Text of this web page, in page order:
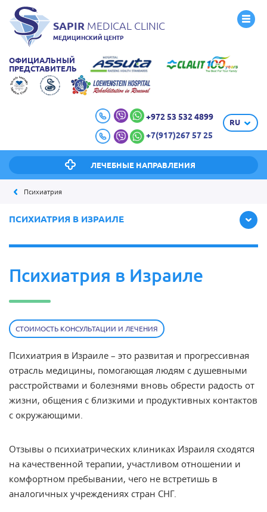
SAPIR MEDICAL CLINIC
МЕДИЦИНСКИЙ ЦЕНТР
ОФИЦИАЛЬНЫЙ
ПРЕДСТАВИТЕЛЬ
+972 53 532 4899
+7(917)267 57 25
RU
ЛЕЧЕБНЫЕ НАПРАВЛЕНИЯ
Психиатрия
ПСИХИАТРИЯ В ИЗРАИЛЕ
Психиатрия в Израиле
СТОИМОСТЬ КОНСУЛЬТАЦИИ И ЛЕЧЕНИЯ
Психиатрия в Израиле – это развитая и прогрессивная
отрасль медицины, помогающая людям с душевными
расстройствами и болезнями вновь обрести радость от
жизни, общения с близкими и продуктивных контактов
с окружающими.
Отзывы о психиатрических клиниках Израиля сходятся
на качественной терапии, участливом отношении и
комфортном пребывании, чего не встретишь в
аналогичных учреждениях стран СНГ.